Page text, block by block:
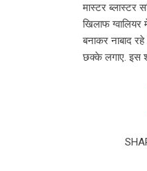
मास्टर ब्लास्टर
खिलाफ
बनाकर नाबाद
छक्के लगाए. इस